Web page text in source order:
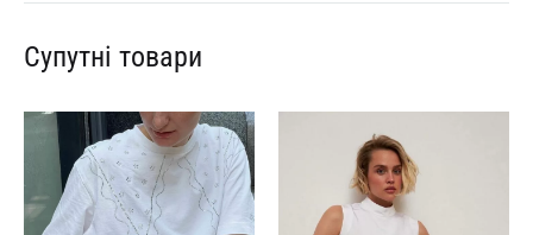
Супутні товари